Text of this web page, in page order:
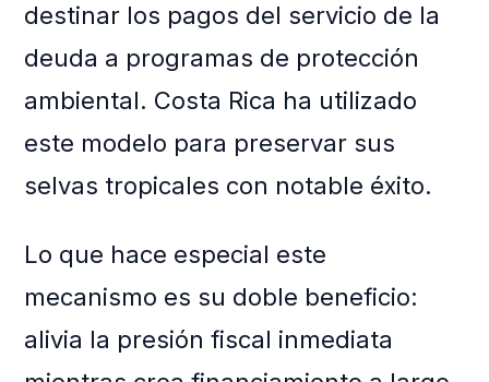
destinar los pagos del servicio de la
deuda a programas de protección
ambiental. Costa Rica ha utilizado
este modelo para preservar sus
selvas tropicales con notable éxito.
Lo que hace especial este
mecanismo es su doble beneficio:
alivia la presión fiscal inmediata